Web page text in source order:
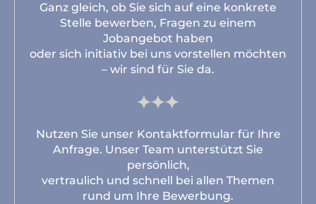
Ganz gleich, ob Sie sich auf eine konkrete
Stelle bewerben, Fragen zu einem
Jobangebot haben
oder sich initiativ bei uns vorstellen möchten
– wir sind für Sie da.
Nutzen Sie unser Kontaktformular für Ihre
Anfrage. Unser Team unterstützt Sie
persönlich,
vertraulich und schnell bei allen Themen
rund um Ihre Bewerbung.